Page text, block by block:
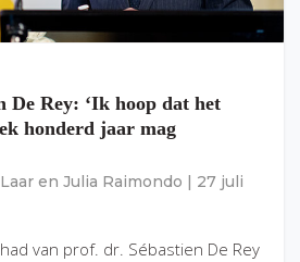
De Rey: ‘Ik hoop dat het
honderd jaar mag
en Julia Raimondo
27 juli
van prof. dr. Sébastien De Rey